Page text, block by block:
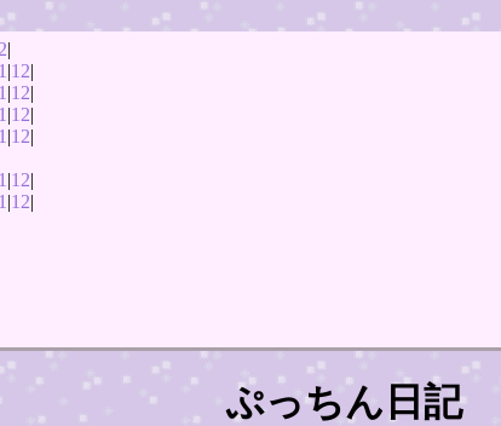
|
|12|
|12|
|12|
|12|
|12|
|12|
ぷっちん日記